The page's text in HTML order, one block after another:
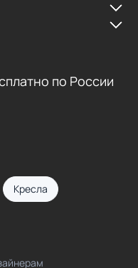
по России
Кресла